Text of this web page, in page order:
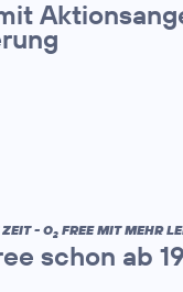
- O2 FREE MIT MEHR
schon ab